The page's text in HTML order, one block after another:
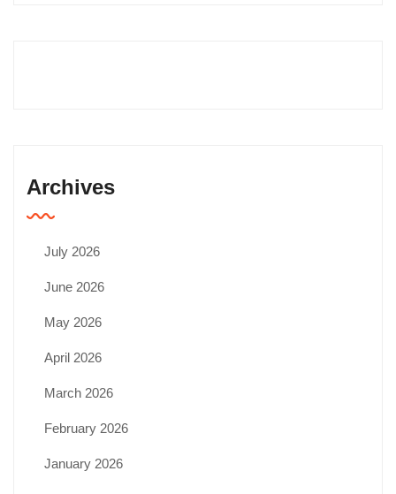
Archives
July 2026
June 2026
May 2026
April 2026
March 2026
February 2026
January 2026